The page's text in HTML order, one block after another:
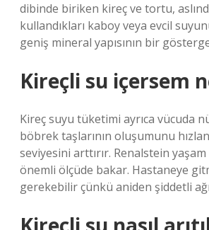
dibinde biriken kireç ve tortu,
kullandıkları kaboy veya evcil
geniş mineral yapısının bir
Kireçli su içersem
Kireç suyu tüketimi ayrıca vücuda
böbrek taşlarının oluşumunu
seviyesini arttırır. Renalstein
önemli ölçüde bakar. Hastaneye
gerekebilir çünkü aniden şiddetli